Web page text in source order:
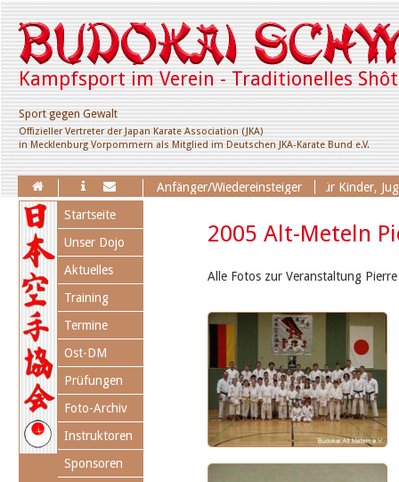
Kampfsport im Verein - Traditionelles
Sport gegen Gewalt
Offizieller Vertreter der Japan Karate Association (JKA)
in Mecklenburg Vorpommern als Mitglied im Deutschen JKA-Karate Bund e.V.
Anfänger/Wiedereinsteiger
Erweiterung des Trainingsangebotes für Kinder,
2005 Alt-Meteln
Alle Fotos zur Veranstaltung
Navigation
überspringen
Startseite
Unser Dojo
Aktuelles
Training
Termine
Ost-DM
Prüfungen
Foto-Archiv
Instruktoren
Sponsoren